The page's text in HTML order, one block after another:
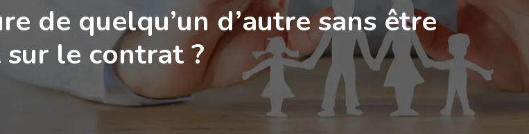
de quelqu’un d’autre sans être
le contrat ?